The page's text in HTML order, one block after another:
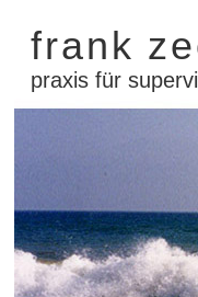
frank
praxis für